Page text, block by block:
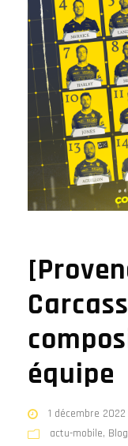
équipe
1 décembre 2022
actu-mobile, Blog